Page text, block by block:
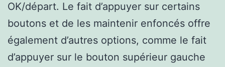
OK/départ. Le fait d’appuyer sur certains
boutons et de les maintenir enfoncés offre
également d’autres options, comme le fait
d’appuyer sur le bouton supérieur gauche